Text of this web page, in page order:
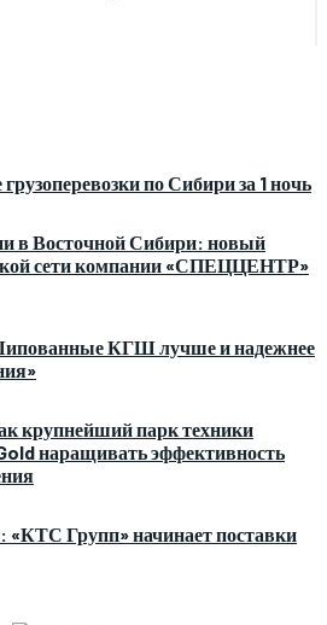
по Сибири за 1 ночь
в Восточной Сибири: новый
сети компании «СПЕЦЦЕНТР»
КГШ лучше и надежнее
крупнейший парк техники
наращивать эффективность
«КТС Групп» начинает поставки